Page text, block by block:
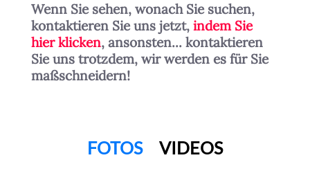
Wenn Sie sehen, wonach Sie suchen,
kontaktieren Sie uns jetzt, indem Sie
hier klicken, ansonsten... kontaktieren
Sie uns trotzdem, wir werden es für Sie
maßschneidern!
FOTOS VIDEOS